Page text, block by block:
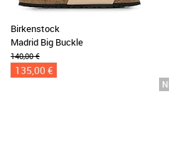
Birkenstock
Madrid Big Buckle
140,00 €
135,00 €